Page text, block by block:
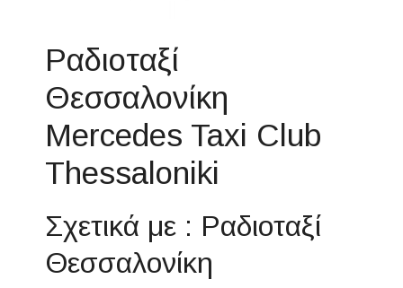
Ραδιοταξί
Θεσσαλονίκη
Mercedes Taxi Club
Thessaloniki
Σχετικά με : Ραδιοταξί
Θεσσαλονίκη